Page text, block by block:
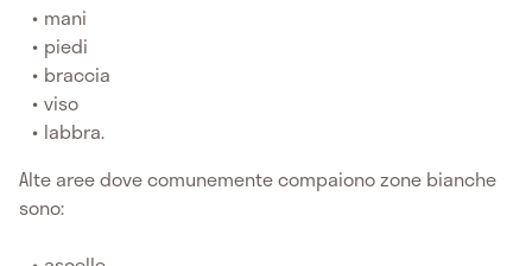
mani
piedi
braccia
viso
labbra.
Alte aree dove comunemente compaiono zone bianche
sono: